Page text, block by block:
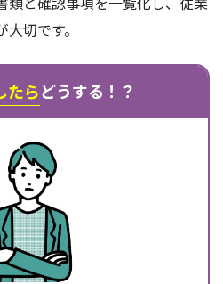
切です。
たらどうする！？